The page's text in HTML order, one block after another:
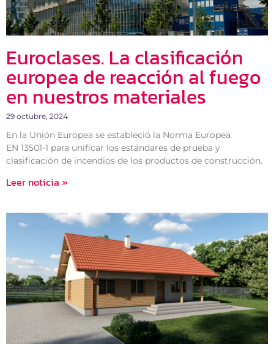
Euroclases. La clasificación
europea de reacción al fuego
en nuestros materiales
29 octubre, 2024
En la Unión Europea se estableció la Norma Europea
EN 13501-1 para unificar los estándares de prueba y
clasificación de incendios de los productos de construcción.
Leer noticia »